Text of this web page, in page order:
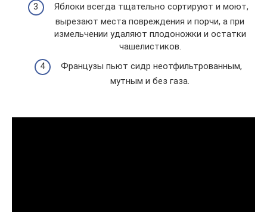
Яблоки всегда тщательно сортируют и моют,
вырезают места повреждения и порчи, а при
измельчении удаляют плодоножки и остатки
чашелистиков.
Французы пьют сидр неотфильтрованным,
мутным и без газа.